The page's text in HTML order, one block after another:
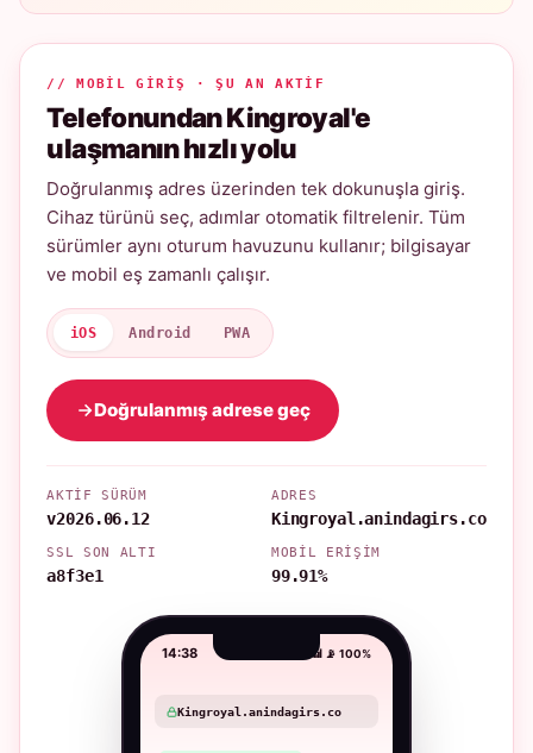
// MOBIL GIRIŞ · ŞU AN AKTIF
Telefonundan Kingroyal'e
ulaşmanın hızlı yolu
Doğrulanmış adres üzerinden tek dokunuşla giriş.
Cihaz türünü seç, adımlar otomatik filtrelenir. Tüm
sürümler aynı oturum havuzunu kullanır; bilgisayar
ve mobil eş zamanlı çalışır.
iOS Android PWA
Doğrulanmış adrese geç
AKTIF SÜRÜM
v2026.06.12
ADRES
Kingroyal.anindagirs.co
SSL SON ALTI
a8f3e1
MOBIL ERIŞIM
99.91%
14:38 📶 📡 100%
Kingroyal.anindagirs.co